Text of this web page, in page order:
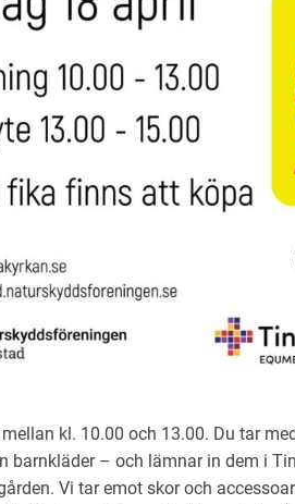
kl. 10.00 och 13.00. Du tar
barnkläder – och lämnar in dem i
Vi tar emot skor och